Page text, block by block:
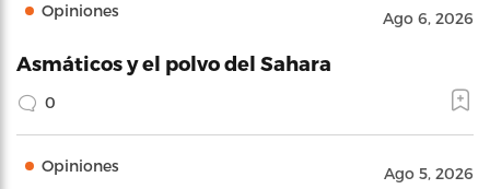
Opiniones Ago 6, 2026
Asmáticos y el polvo del Sahara
0
Opiniones Ago 5, 2026